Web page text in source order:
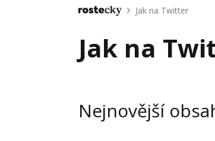
Firemní procesy
Interim management
Krizové řízení firmy
Domů Jak na Twitter
Jak na
Nejnovější